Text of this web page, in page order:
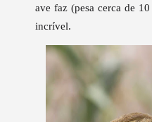
avefaz(pesa cerca de
incrível.